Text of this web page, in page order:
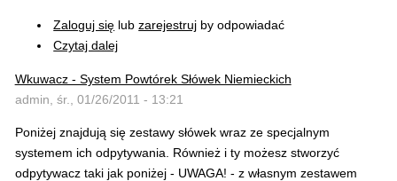
Zaloguj się lubzarejestruj by odpowiadać
Czytaj dalej
Wkuwacz - System Powtórek Słówek Niemieckich
admin, śr., 01/26/2011 - 13:21
Poniżej znajdują się zestawy słówek wraz ze specjalnym
systemem ich odpytywania. Również i ty możesz stworzyć
odpytywacz taki jak poniżej - UWAGA! - z własnym zestawem